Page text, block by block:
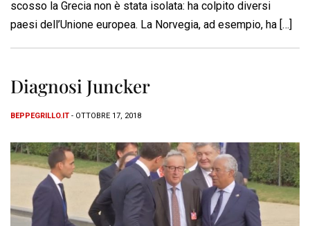
scosso la Grecia non è stata isolata: ha colpito diversi
paesi dell’Unione europea. La Norvegia, ad esempio, ha […]
Diagnosi Juncker
BEPPEGRILLO.IT - OTTOBRE 17, 2018